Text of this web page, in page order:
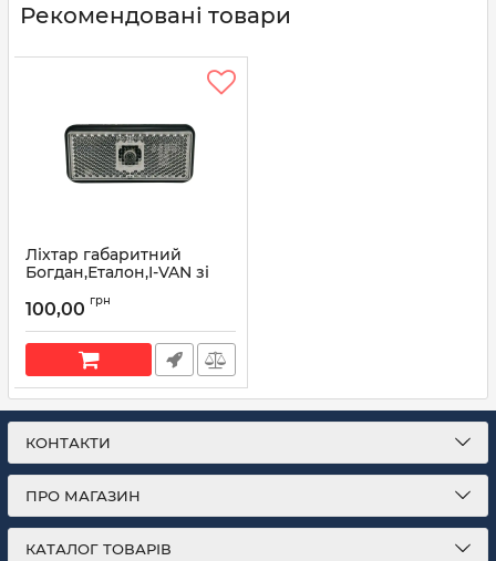
Рекомендовані товари
Ліхтар габаритний
Богдан,Еталон,I-VAN зі
221.3.04.12 (вир-во АЕА)
Артикул: 221.3.04.12
100,00 грн
КОНТАКТИ
ПРО МАГАЗИН
КАТАЛОГ ТОВАРІВ